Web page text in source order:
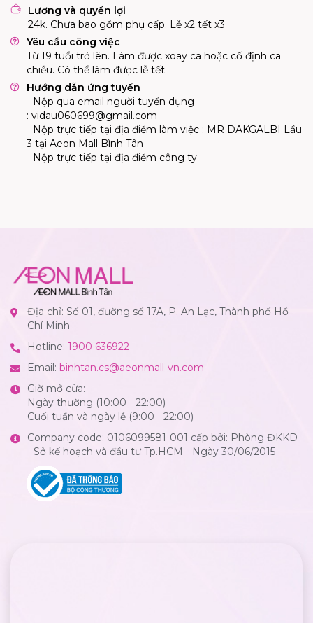
Lương và quyền lợi
24k. Chưa bao gồm phụ cấp. Lễ x2 tết x3
Yêu cầu công việc
Từ 19 tuổi trở lên. Làm được xoay ca hoặc cố định ca
chiều. Có thể làm được lễ tết
Hướng dẫn ứng tuyển
- Nộp qua email người tuyển dụng
: vidau060699@gmail.com
- Nộp trực tiếp tại địa điểm làm việc : MR DAKGALBI Lầu
3 tại Aeon Mall Bình Tân
- Nộp trực tiếp tại địa điểm công ty
Địa chỉ: Số 01, đường số 17A, P. An Lạc, Thành phố Hồ
Chí Minh
Hotline: 1900 636922
Email: binhtan.cs@aeonmall-vn.com
Giờ mở cửa:
Ngày thường (10:00 - 22:00)
Cuối tuần và ngày lễ (9:00 - 22:00)
Company code: 0106099581-001 cấp bởi: Phòng ĐKKD
- Sở kế hoạch và đầu tư Tp.HCM - Ngày 30/06/2015